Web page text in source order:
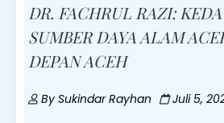
DR. FACHRUL RAZI:
SUMBER DAYA ALAM
DEPAN ACEH
By Sukindar Rayhan Juli 5,